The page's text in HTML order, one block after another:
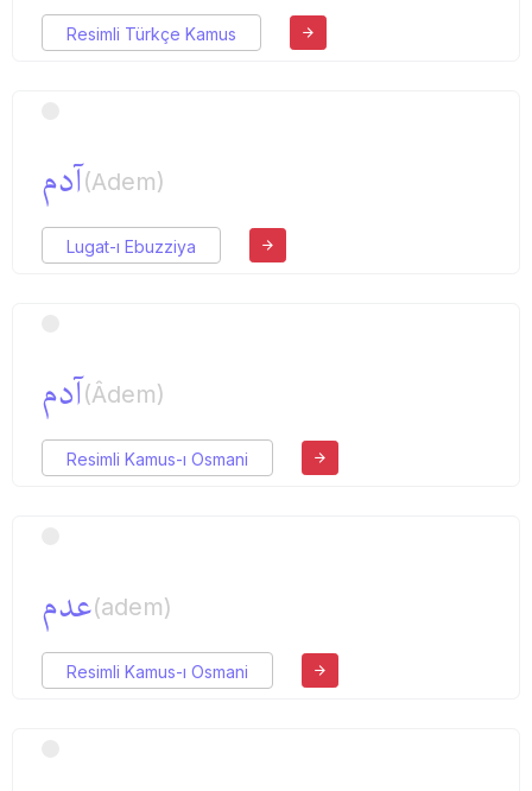
Resimli Türkçe Kamus
آدم(Adem)
Lugat-ı Ebuzziya
آدم(Âdem)
Resimli Kamus-ı Osmani
عدم(adem)
Resimli Kamus-ı Osmani